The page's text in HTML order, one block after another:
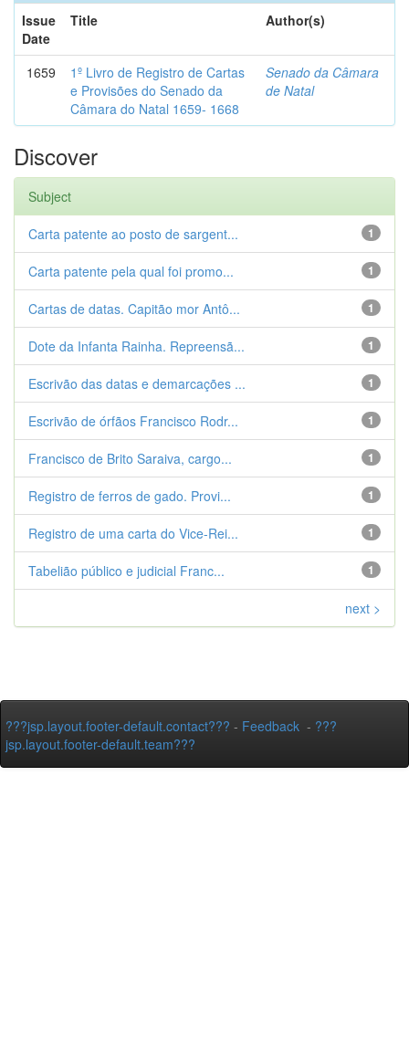
Issue
Date
Title Author(s)
1659
1º Livro de Registro de Cartas
e Provisões do Senado da
Câmara do Natal 1659- 1668
Senado da Câmara
de Natal
Discover
Subject
1
Carta patente ao posto de sargent...
1
Carta patente pela qual foi promo...
1
Cartas de datas. Capitão mor Antô...
1
Dote da Infanta Rainha. Repreensã...
1
Escrivão das datas e demarcações ...
1
Escrivão de órfãos Francisco Rodr...
1
Francisco de Brito Saraiva, cargo...
1
Registro de ferros de gado. Provi...
1
Registro de uma carta do Vice-Rei...
1
Tabelião público e judicial Franc...
next >
???jsp.layout.footer-default.contact??? - Feedback - ???
jsp.layout.footer-default.team???